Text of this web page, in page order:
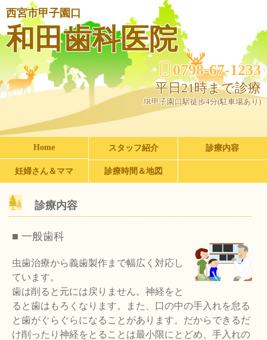
西宮市甲子園口
和田歯科医院
0798-67-1233
平日21時まで診療
JR甲子園口駅徒歩4分(駐車場あり)
Home スタッフ紹介 診療内容
妊婦さん＆ママ 診療時間＆地図
診療内容
■ 一般歯科
虫歯治療から義歯製作まで幅広く対応し
ています。
歯は削ると元には戻りません。神経をと
ると歯はもろくなります。また、口の中の手入れを怠る
と歯がぐらぐらになることがあります。だからできるだ
け削ったり神経をとることは最小限にとどめ、手入れの